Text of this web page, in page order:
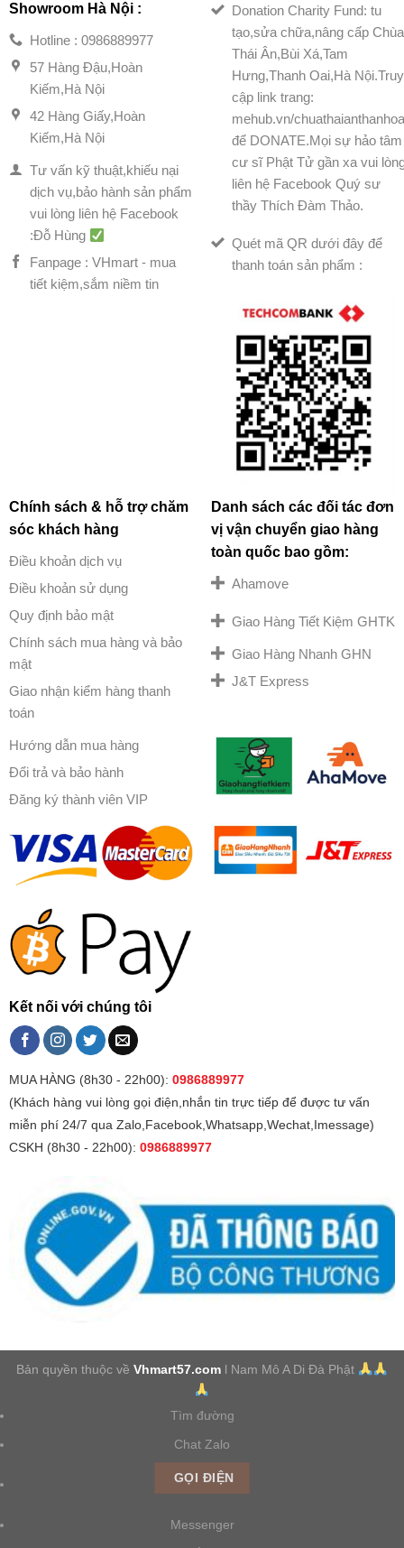
Showroom Hà Nội :
Hotline : 0986889977
57 Hàng Đậu,Hoàn
Kiếm,Hà Nội
42 Hàng Giấy,Hoàn
Kiếm,Hà Nội
Tư vấn kỹ thuật,khiếu nại
dịch vụ,bảo hành sản phẩm
vui lòng liên hệ Facebook
:Đỗ Hùng
Fanpage : VHmart - mua
tiết kiệm,sắm niềm tin
Donation Charity Fund: tu
tạo,sửa chữa,nâng cấp Chùa
Thái Ân,Bùi Xá,Tam
Hưng,Thanh Oai,Hà Nội.Truy
cập link trang:
mehub.vn/
để DONATE.Mọi sự hảo tâm
cư sĩ Phật Tử gần xa vui
liên hệ Facebook Quý sư
thầy Thích Đàm Thảo.
Quét mã QR dưới đây để
thanh toán sản phẩm :
Chính sách & hỗ trợ chăm
sóc khách hàng
Điều khoản dịch vụ
Điều khoản sử dụng
Quy định bảo mật
Chính sách mua hàng và bảo
mật
Giao nhận kiểm hàng thanh
toán
Hướng dẫn mua hàng
Đổi trả và bảo hành
Đăng ký thành viên VIP
Danh sách các đối tác đơn
vị vận chuyển giao hàng
toàn quốc bao gồm:
Ahamove
Giao Hàng Tiết Kiệm GHTK
Giao Hàng Nhanh GHN
J&T Express
Kết nối với chúng tôi
MUA HÀNG (8h30 - 22h00): 0986889977
(Khách hàng vui lòng gọi điện,nhắn tin trực tiếp để được tư vấn
miễn phí 24/7 qua Zalo,Facebook,Whatsapp,Wechat,Imessage)
CSKH (8h30 - 22h00): 0986889977
Bản quyền thuộc vềVhmart57.com l Nam Mô A Di Đà Phật
Tìm đường
Chat Zalo
GỌI ĐIỆN
Messenger